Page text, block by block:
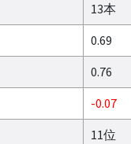
13本
0.69
0.76
-0.07
11位